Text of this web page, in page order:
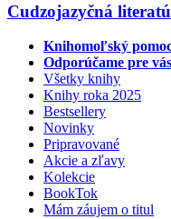
Cudzojazyčná
Knihomoľský
Odporúčame pre vás
Všetky knihy
Knihy roka 2025
Bestsellery
Novinky
Pripravované
Akcie a zľavy
Kolekcie
BookTok
Mám záujem o titul